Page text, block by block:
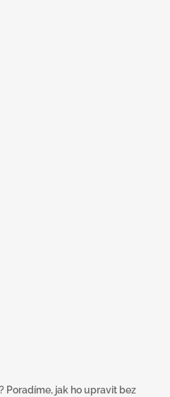
Poradíme, jak ho upravit bez